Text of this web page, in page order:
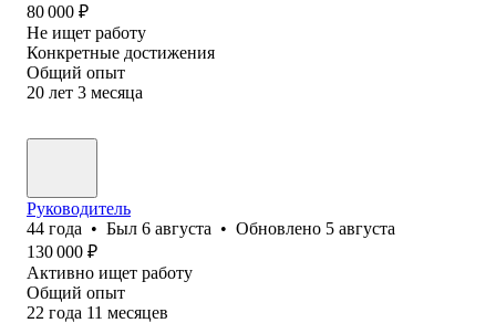
80 000 ₽
Не ищет работу
Конкретные достижения
Общий опыт
20 лет 3 месяца
Руководитель
44 года • Был 6 августа • Обновлено 5 августа
130 000 ₽
Активно ищет работу
Общий опыт
22 года 11 месяцев